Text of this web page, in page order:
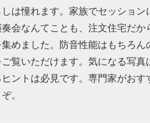
は憧れます。家族でセッショ
会なんてことも、注文住宅だ
めました。防音性能はもちろ
覧いただけます。気になる写
ントは必見です。専門家がお
。